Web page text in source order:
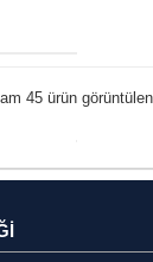
45 ürün